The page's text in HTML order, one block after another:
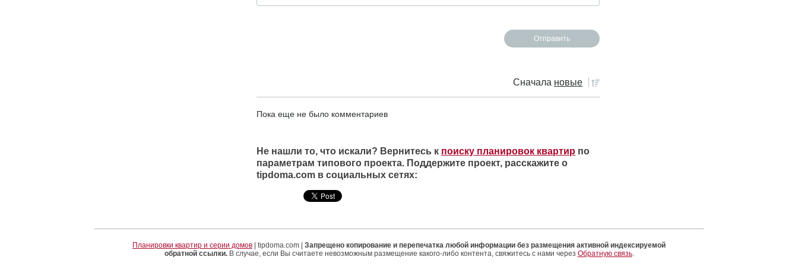
Сначала новые
Пока еще не было комментариев
Не нашли то, что искали? Вернитесь к поиску планировок квартир по
параметрам типового проекта. Поддержите проект, расскажите о
tipdoma.com в социальных сетях:
Планировки квартир и серии домов | tipdoma.com | Запрещено копирование и перепечатка любой информации без размещения активной индексируемой
обратной ссылки.В случае, если Вы считаете невозможным размещение какого-либо контента, свяжитесь с нами через Обратную связь.